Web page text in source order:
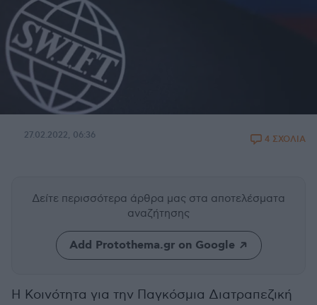
27.02.2022, 06:36 4 ΣΧΟΛΙΑ
Δείτε περισσότερα άρθρα μας στα αποτελέσματα
αναζήτησης
Add Protothema.gr on Google
Η Κοινότητα για την Παγκόσμια Διατραπεζική